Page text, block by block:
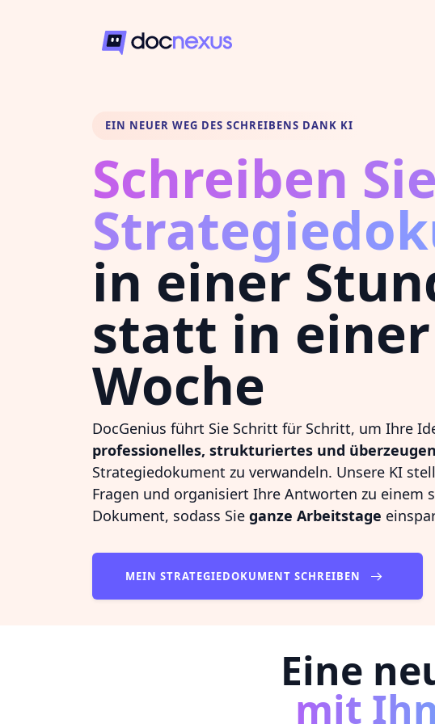
EIN NEUER WEG DES SCHREIBENS DANK KI
Schreiben
in einer
statt in einer
Woche
DocGenius führt Sie Schritt für Schritt, um Ihre
professionelles, strukturiertes und
Strategiedokument zu verwandeln. Unsere KI
Fragen und organisiert Ihre Antworten zu einem
Dokument, sodass Sie ganze Arbeitstage
MEIN STRATEGIEDOKUMENT SCHREIBEN
Eine
mit